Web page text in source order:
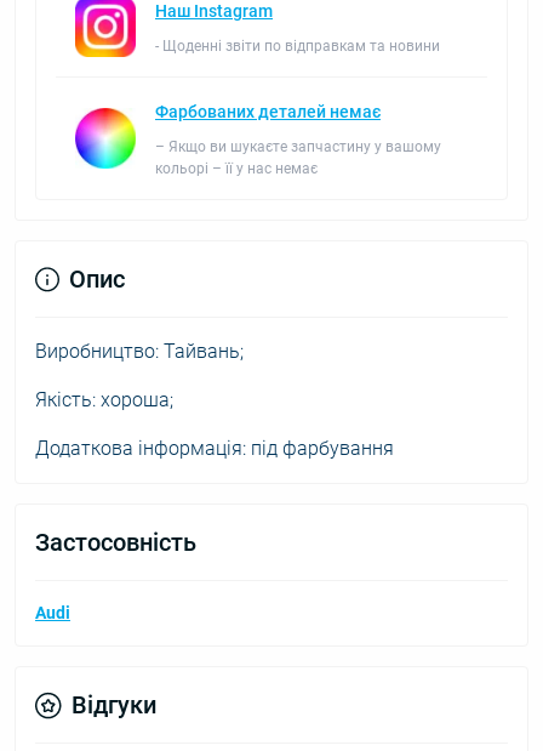
Наш Instagram
- Щоденні звіти по відправкам та новини
Фарбованих деталей немає
– Якщо ви шукаєте запчастину у вашому
кольорі – її у нас немає
Опис
Виробництво: Тайвань;
Якість: хороша;
Додаткова інформація: під фарбування
Застосовність
Audi
Відгуки